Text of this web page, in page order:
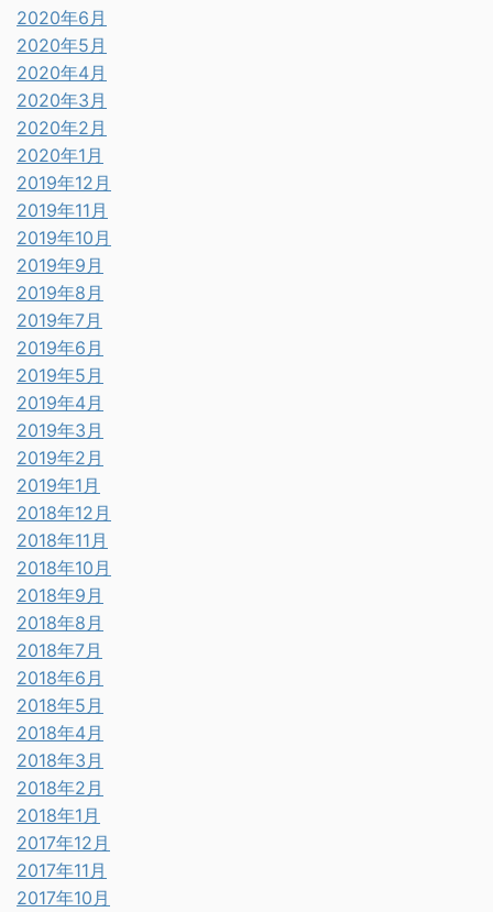
2020年6月
2020年5月
2020年4月
2020年3月
2020年2月
2020年1月
2019年12月
2019年11月
2019年10月
2019年9月
2019年8月
2019年7月
2019年6月
2019年5月
2019年4月
2019年3月
2019年2月
2019年1月
2018年12月
2018年11月
2018年10月
2018年9月
2018年8月
2018年7月
2018年6月
2018年5月
2018年4月
2018年3月
2018年2月
2018年1月
2017年12月
2017年11月
2017年10月